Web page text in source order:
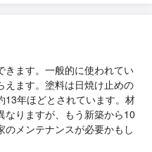
きます。一般的に使われてい
えます。塗料は日焼け止めの
13年ほどとされています。材
なりますが、もう新築から10
メンテナンスが必要かもし